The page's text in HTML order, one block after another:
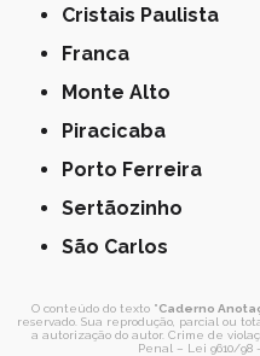
Cristais Paulista
Franca
Monte Alto
Piracicaba
Porto Ferreira
Sertãozinho
São Carlos
O conteúdo do texto "Caderno
reservado. Sua reprodução, parcial ou
a autorização do autor. Crime de
Penal – Lei 9610/